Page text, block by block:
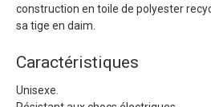
construction en toile de polyester
sa tige en daim.
Caractéristiques
Unisexe.